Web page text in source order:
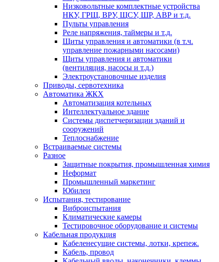
Низковольтные комплектные устройства
НКУ, ГРЩ, ВРУ, ЩСУ, ШР, АВР и т.д.
Пульты управления
Реле напряжения, таймеры и т.д.
Щиты управления и автоматики (в т.ч.
управление пожарными насосами)
Щиты управления и автоматики
(вентиляция, насосы и т.д.)
Электроустановочные изделия
Приводы, сервотехника
Автоматика ЖКХ
Автоматизация котельных
Интеллектуальное здание
Системы диспетчеризации зданий и
сооружений
Теплоснабжение
Встраиваемые системы
Разное
Защитные покрытия, промышленная химия
Неформат
Промышленный маркетинг
Юбилеи
Испытания, тестирование
Виброиспытания
Климатические камеры
Тестировочное оборудование и системы
Кабельная продукция
Кабеленесущие системы, лотки, крепеж.
Кабель, провод